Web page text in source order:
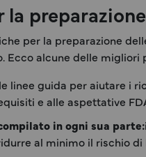
per la preparazione
Ecco alcune delle migliori
linee guida per aiutare i
e alle aspettative
in ogni sua parte:
al minimo il rischio